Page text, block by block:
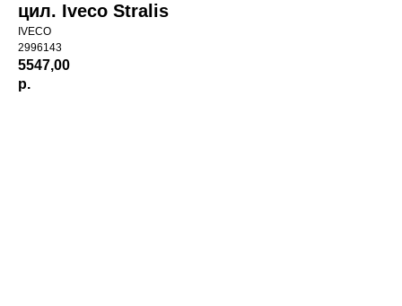
цил. Iveco Stralis
IVECO
2996143
5547,00
р.